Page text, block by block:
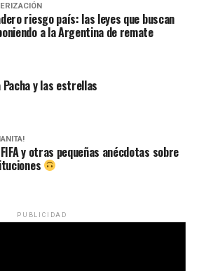
riesgo país: las leyes que buscan
a la Argentina de remate
y las estrellas
y otras pequeñas anécdotas sobre
PUBLICIDAD